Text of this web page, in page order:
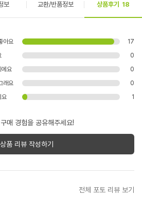
보 교환/반품정보 상품후기 18
아요
17
0
에요
0
래요
0
요
1
매 경험을 공유해주세요!
상품 리뷰 작성하기
전체 포토 리뷰 보기